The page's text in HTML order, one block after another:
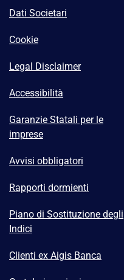
Dati Societari
Cookie
Legal Disclaimer
Accessibilità
Garanzie Statali per le
imprese
Avvisi obbligatori
Rapporti dormienti
Piano di Sostituzione degli
Indici
Clienti ex Aigis Banca